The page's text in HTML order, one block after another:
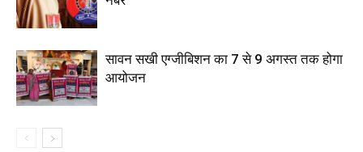
सावन सखी एग्जीबिशन का 7 से 9 अगस्त तक होगा
आयोजन